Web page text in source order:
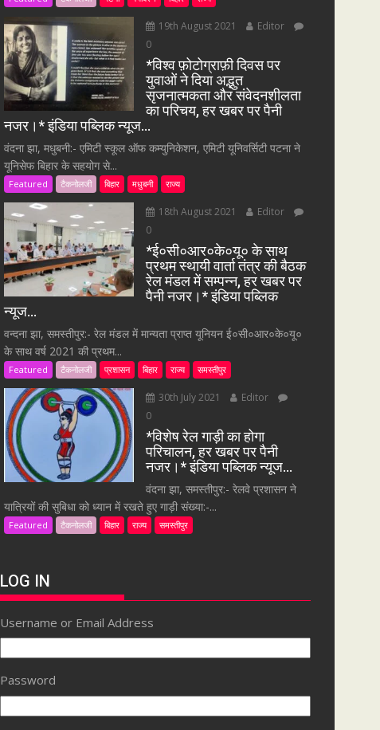
19th August 2021
Editor
0
*विश्व फ़ोटोग्राफ़ी दिवस पर
युवाओं ने दिया अद्भुत
सृजनात्मकता और संवेदनशीलता
का परिचय, हर खबर पर पैनी
नजर।* इंडिया पब्लिक न्यूज…
वंदना झा, मधुबनी:- एमिटी स्कूल ऑफ कम्युनिकेशन, एमिटी यूनिवर्सिटी पटना ने
यूनिसेफ बिहार के सहयोग से...
Featured टैकनोलजी बिहार मधुबनी राज्य
18th August 2021
Editor
0
*ई०सी०आर०के०यू० के साथ
प्रथम स्थायी वार्ता तंत्र की बैठक
रेल मंडल में सम्पन्न, हर खबर पर
पैनी नजर।* इंडिया पब्लिक
न्यूज…
वन्दना झा, समस्तीपुर:- रेल मंडल में मान्यता प्राप्त यूनियन ई०सी०आर०के०यू०
के साथ वर्ष 2021 की प्रथम...
Featured टैकनोलजी प्रशासन बिहार राज्य समस्तीपुर
30th July 2021
Editor
0
*विशेष रेल गाड़ी का होगा
परिचालन, हर खबर पर पैनी
नजर।* इंडिया पब्लिक न्यूज…
वंदना झा, समस्तीपुर:- रेलवे प्रशासन ने
यात्रियों की सुबिधा को ध्यान में रखते हुए गाड़ी संख्या:-...
Featured टैकनोलजी बिहार राज्य समस्तीपुर
LOG IN
Username or Email Address
Password